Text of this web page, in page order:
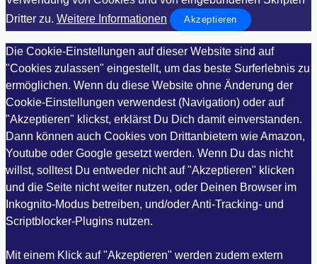
Dritter zu. Weitere Informationen Akzeptieren
Die Cookie-Einstellungen auf dieser Website sind auf
"Cookies zulassen" eingestellt, um das beste Surferlebnis zu
ermöglichen. Wenn du diese Website ohne Änderung der
Cookie-Einstellungen verwendest (Navigation) oder auf
"Akzeptieren" klickst, erklärst Du Dich damit einverstanden.
Dann können auch Cookies von Drittanbietern wie Amazon,
Youtube oder Google gesetzt werden. Wenn Du das nicht
willst, solltest Du entweder nicht auf "Akzeptieren" klicken
und die Seite nicht weiter nutzen, oder Deinen Browser im
Inkognito-Modus betreiben, und/oder Anti-Tracking- und
Scriptblocker-Plugins nutzen.
Mit einem Klick auf "Akzeptieren" werden zudem extern